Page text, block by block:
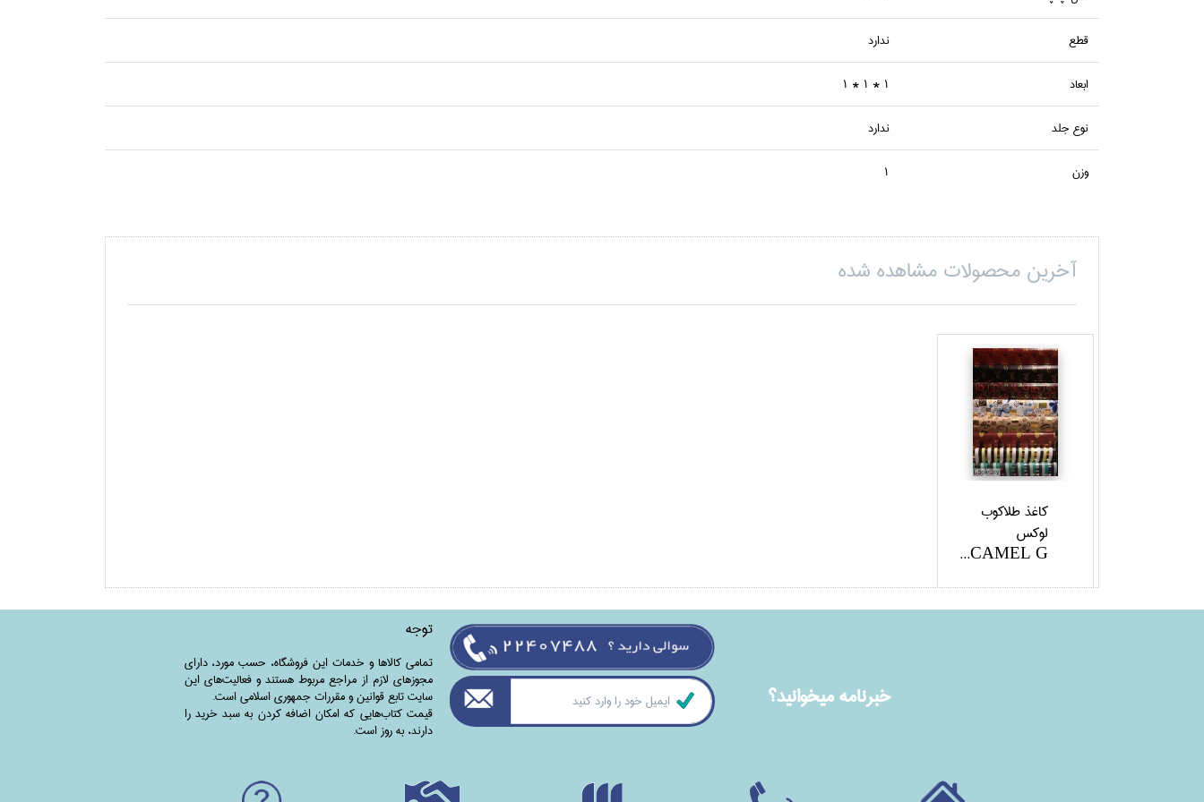
قطع ندارد
ابعاد 1 * 1 * 1
نوع جلد ندارد
وزن 1
آخرین محصولات مشاهده شده
كاغذ طلاكوب
لوكس
CAMEL G...
خبرنامه ميخوانيد؟
توجه
تمامی‌ کالاها و خدمات این فروشگاه، حسب مورد،‌ دارای
مجوزهای لازم از مراجع مربوط هستند ‌و‌‌ فعالیت‌های این
سایت تابع قوانین و مقررات جمهوری اسلامی است.
قیمت کتاب‌هایی که امکان اضافه کردن به سبد خرید را
دارند،‌ به روز است.